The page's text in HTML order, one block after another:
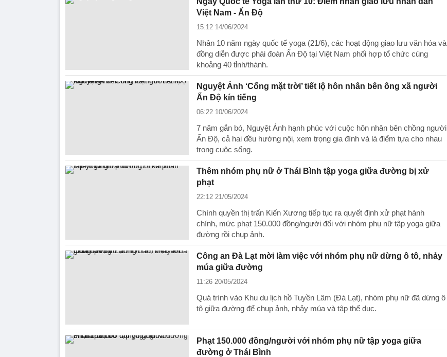
Việt Nam - Ấn Độ
15:12 14/06/2024
Nhân 10 năm ngày quốc tế yoga (21/6), các hoạt động giao lưu văn hóa và
đồng diễn được phái đoàn Ấn Độ tại Việt Nam phối hợp tổ chức cùng
khoảng 40 tỉnh/thành.
Nguyệt Ánh ‘Cổng mặt trời’ tiết lộ hôn nhân bên ông xã người
Ấn Độ kín tiếng
06:22 10/06/2024
7 năm gắn bó, Nguyệt Ánh hạnh phúc với cuộc hôn nhân bên chồng người
Ấn Độ, cả hai đều hướng nội, xem trọng gia đình và là điểm tựa cho nhau
trong cuộc sống.
Thêm nhóm phụ nữ ở Thái Bình tập yoga giữa đường bị xử
phạt
22:12 21/05/2024
Chính quyền thị trấn Kiến Xương tiếp tục ra quyết định xử phạt hành
chính, mức phạt 150.000 đồng/người đối với nhóm phụ nữ tập yoga giữa
đường rồi chụp ảnh.
Công an Đà Lạt mời làm việc với nhóm phụ nữ dừng ô tô, nhảy
múa giữa đường
11:26 20/05/2024
Quá trình vào Khu du lịch hồ Tuyền Lâm (Đà Lạt), nhóm phụ nữ đã dừng ô
tô giữa đường để chụp ảnh, nhảy múa và tập thể dục.
Phạt 150.000 đồng/người với nhóm phụ nữ tập yoga giữa
đường ở Thái Bình